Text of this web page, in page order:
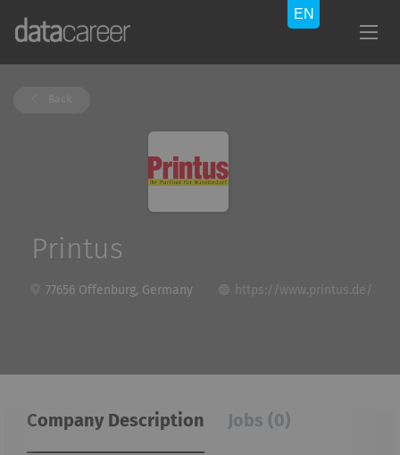
Printus
77656 Offenburg, Germany https://www.printus.de/
Company Description Jobs (0)